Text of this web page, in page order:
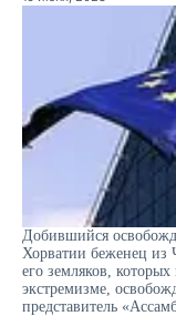
Добившийся
Хорватии беженец из
его земляков,
экстремизме,
представитель